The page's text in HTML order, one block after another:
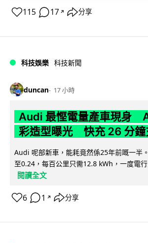
115 17 ↗ 分享
科技娛樂 科技新聞
duncan 17 小時
Audi 最慳電量產車現身
彩造型曝光 快充 26 分鐘
Audi 呢部新車，能耗竟然係25年前嘅一半
至0.24，每百公里只需12.8 kWh，一度電
閱讀全文
6 1 ↗ 分享